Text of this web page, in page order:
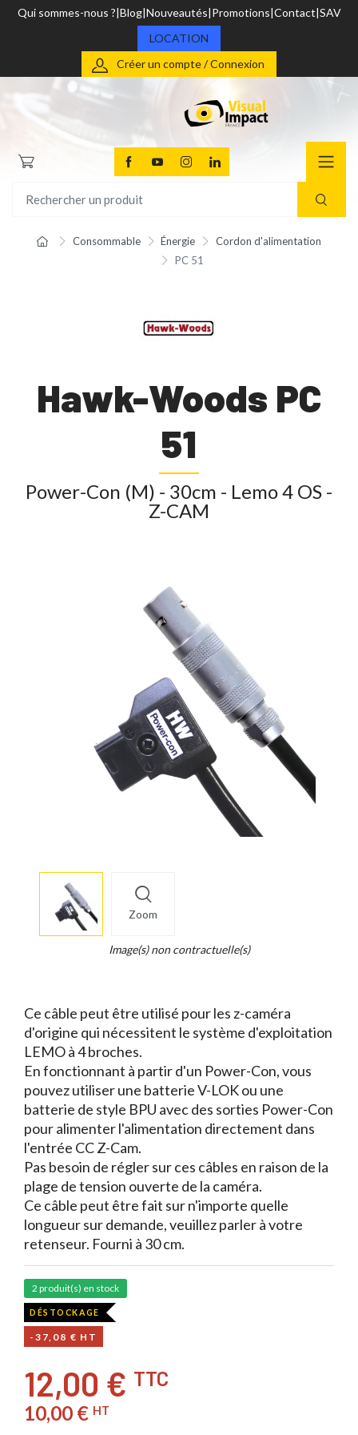
Qui sommes-nous ? Blog Nouveautés Promotions Contact SAV
LOCATION
Créer un compte / Connexion
Consommable Énergie
Cordon d'alimentation
PC 51
Hawk-Woods PC
51
Power-Con (M) - 30cm - Lemo 4 OS -
Z-CAM
Zoom
info
Legend...
Image(s) non contractuelle(s)
Ce câble peut être utilisé pour les z-caméra
d'origine qui nécessitent le système d'exploitation
LEMO à 4 broches.
En fonctionnant à partir d'un Power-Con, vous
pouvez utiliser une batterie V-LOK ou une
batterie de style BPU avec des sorties Power-Con
pour alimenter l'alimentation directement dans
l'entrée CC Z-Cam.
Pas besoin de régler sur ces câbles en raison de la
plage de tension ouverte de la caméra.
Ce câble peut être fait sur n'importe quelle
longueur sur demande, veuillez parler à votre
retenseur. Fourni à 30 cm.
2 produit(s) en stock
DÉSTOCKAGE
-37,08 € HT
12,00 € TTC
10,00 € HT